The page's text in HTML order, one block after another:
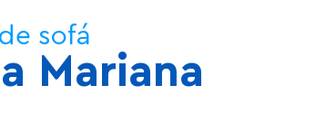
sofá
Mariana